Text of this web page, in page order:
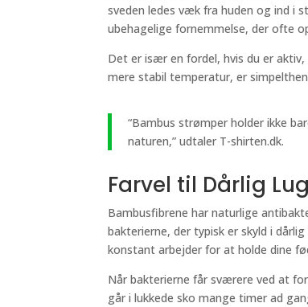
sveden ledes væk fra huden og ind i
ubehagelige fornemmelse, der ofte
Det er især en fordel, hvis du er
mere stabil temperatur, er
“Bambus strømper holder ikke
naturen,” udtaler T-shirten.dk.
Farvel til Dårlig
Bambusfibrene har naturlige
bakterierne, der typisk er skyld i
konstant arbejder for at holde dine
Når bakterierne får sværere ved at
går i lukkede sko mange timer ad